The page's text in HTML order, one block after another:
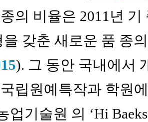
의 비율은 2011년
갖춘 새로운 품 종
). 그 동안 국내에서
립원예특작과 학원에
업기술원 의 ‘Hi